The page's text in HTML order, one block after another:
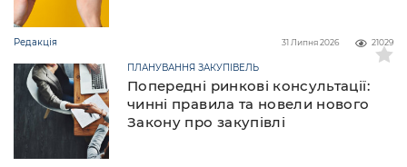
Редакція 21029
31 Липня 2026
Попередні ринкові консультації:
чинні правила та новели нового
Закону про закупівлі
ПЛАНУВАННЯ ЗАКУПІВЕЛЬ